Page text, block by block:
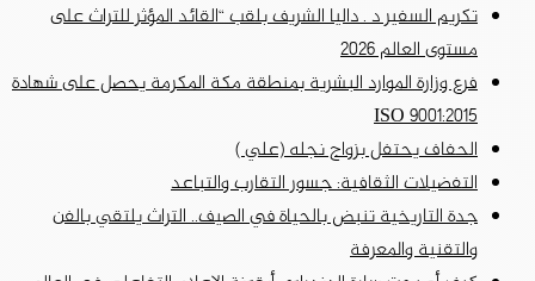
تكريم السفير د . داليا الشريف بلقب “القائد المؤثر للتراث على
مستوى العالم 2026
فرع وزارة الموارد البشرية بمنطقة مكة المكرمة يحصل على شهادة
ISO 9001:2015
الحفاف يحتفل بزواج نجله (علي )
التفضيلات الثقافية: جسور التقارب والتباعد
جدة التاريخية تنبض بالحياة في الصيف.. التراث يلتقي بالفن
والتقنية والمعرفة